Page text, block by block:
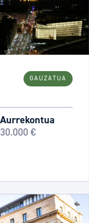
GAUZATUA
Aurrekontua
30.000 €